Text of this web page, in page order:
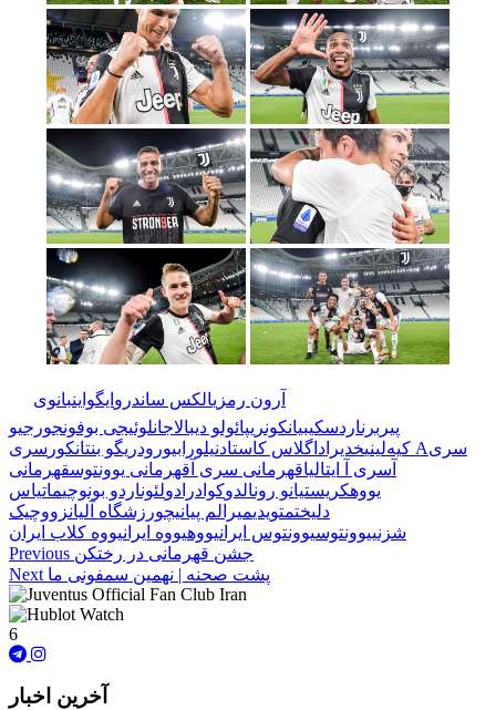
آرون رمزیالکس ساندرو ایگواینبانوی
پیر برناردسکیبیانکونریپائولو دیبالاجانلوئیجی بوفونجورجیو
کیه‌لینیخدیرا داگلاس کاستادنیلورابیورودریگو بنتانکور سری Aسری
سری آ ایتالیاقهرمانی سری آ قهرمانی یوونتوسقهرمانی
یووهکریستیانو رونالدوکوادرادولئوناردو بونوچیماتیاس
دلیختمتویدیمیرالم پیانیچورزشگاه آلیانز ووچیک
شزنییوونتوسیوونتوس ایرانیووهیووه ایرانیووه کلاب ایران
Previous جشن قهرمانی در رختکن
Next پشت صحنه | نهمین سمفونی ما
6
آخرین اخبار